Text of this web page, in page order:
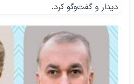
دیدار و گفت‌وگو کرد.